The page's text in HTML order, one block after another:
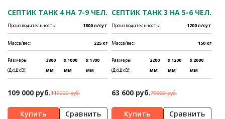
СЕПТИК ТАНК 4 НА 7-9 ЧЕЛ.
Производительность: 1800 л/сут
Масса/вес: 225 кг
Размеры
(ДхШхВ):
3800
мм
x 1000
мм
x 1700
мм
109 000 руб.119900 руб.
Сравнить
СЕПТИК ТАНК 3 НА 5-6 ЧЕЛ.
Производительность: 1200 л/сут
Масса/вес: 150 кг
Размеры
(ДхШхВ):
2200
мм
x 1200
мм
x 2000
мм
63 600 руб.70000 руб.
Сравнить